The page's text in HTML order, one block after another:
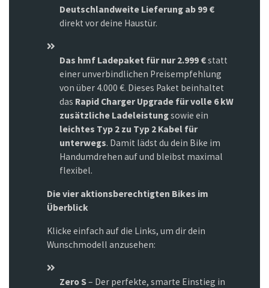
Deutschlandweite Lieferung ab 99 €
direkt vor deine Haustür.
Das hmf Ladepaket für nur 2.999 €statt
einer unverbindlichen Preisempfehlung
von über 4.000 €. Dieses Paket beinhaltet
das Rapid Charger Upgrade für volle 6 kW
zusätzliche Ladeleistungsowie ein
leichtes Typ 2 zu Typ 2 Kabel für
unterwegs. Damit lädst du dein Bike im
Handumdrehen auf und bleibst maximal
flexibel.
Die vier aktionsberechtigten Bikes im
Überblick
Klicke einfach auf die Links, um dir dein
Wunschmodell anzusehen:
Zero S– Der perfekte, smarte Einstieg in